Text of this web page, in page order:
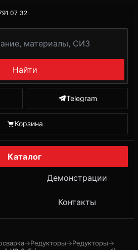
07 32
Найти
Telegram
Корзина
Каталог
Демонстрации
Контакты
→Редукторы→Редукторы→